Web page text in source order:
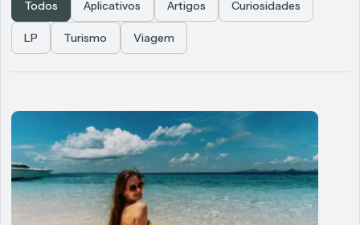
Todos Aplicativos Artigos Curiosidades
LP Turismo Viagem
Articles